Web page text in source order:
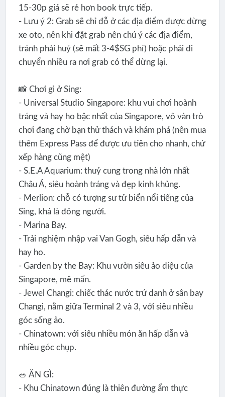
15-30p giá sẽ rẻ hơn book trực tiếp.
- Lưu ý 2: Grab sẽ chỉ đỗ ở các địa điểm được dừng
xe oto, nên khi đặt grab nên chú ý các địa điểm,
tránh phải huỷ (sẽ mất 3-4$SG phí) hoặc phải di
chuyển nhiều ra nơi grab có thể dừng lại.
📸 Chơi gì ở Sing:
- Universal Studio Singapore: khu vui chơi hoành
tráng và hay ho bậc nhất của Singapore, vô vàn trò
chơi đang chờ bạn thử thách và khám phá (nên mua
thêm Express Pass để được ưu tiên cho nhanh, chứ
xếp hàng cũng mệt)
- S.E.A Aquarium: thuỷ cung trong nhà lớn nhất
Châu Á, siêu hoành tráng và đẹp kinh khủng.
- Merlion: chỗ có tượng sư tử biển nổi tiếng của
Sing, khá là đông người.
- Marina Bay.
- Trải nghiệm nhập vai Van Gogh, siêu hấp dẫn và
hay ho.
- Garden by the Bay: Khu vườn siêu ảo diệu của
Singapore, mê mẩn.
- Jewel Changi: chiếc thác nước trứ danh ở sân bay
Changi, nằm giữa Terminal 2 và 3, với siêu nhiều
góc sống ảo.
- Chinatown: với siêu nhiều món ăn hấp dẫn và
nhiều góc chụp.
🥗 ĂN GÌ:
- Khu Chinatown đúng là thiên đường ẩm thực